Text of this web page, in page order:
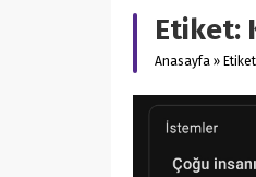
Etiket:
Anasayfa »